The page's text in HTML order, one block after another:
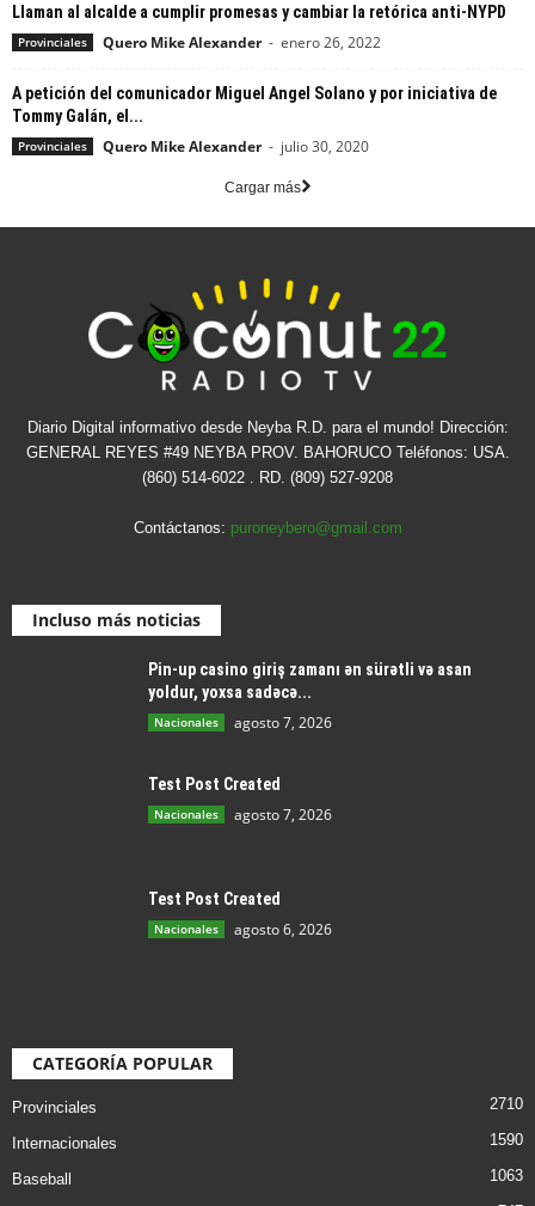
Llaman al alcalde a cumplir promesas y cambiar la retórica anti-NYPD
Provinciales Quero Mike Alexander - enero 26, 2022
A petición del comunicador Miguel Angel Solano y por iniciativa de
Tommy Galán, el...
Provinciales Quero Mike Alexander - julio 30, 2020
Cargar más
Diario Digital informativo desde Neyba R.D. para el mundo! Dirección:
GENERAL REYES #49 NEYBA PROV. BAHORUCO Teléfonos: USA.
(860) 514-6022 . RD. (809) 527-9208
Contáctanos: puroneybero@gmail.com
Incluso más noticias
Pin-up casino giriş zamanı ən sürətli və asan
yoldur, yoxsa sadəcə...
Nacionales agosto 7, 2026
Test Post Created
Nacionales agosto 7, 2026
Test Post Created
Nacionales agosto 6, 2026
CATEGORÍA POPULAR
Provinciales 2710
Internacionales 1590
Baseball 1063